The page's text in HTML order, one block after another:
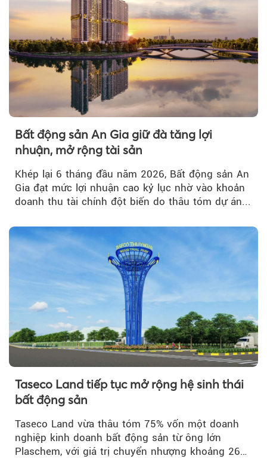
Bất động sản An Gia giữ đà tăng lợi
nhuận, mở rộng tài sản
Khép lại 6 tháng đầu năm 2026, Bất động sản An
Gia đạt mức lợi nhuận cao kỷ lục nhờ vào khoản
doanh thu tài chính đột biến do thâu tóm dự án...
Taseco Land tiếp tục mở rộng hệ sinh thái
bất động sản
Taseco Land vừa thâu tóm 75% vốn một doanh
nghiệp kinh doanh bất động sản từ ông lớn
Plaschem, với giá trị chuyển nhượng khoảng 262